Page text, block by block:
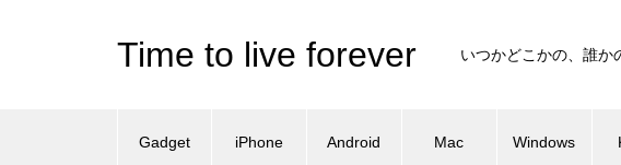
Time to live forever いつかどこかの、誰か
Gadget iPhone Android Mac Windows